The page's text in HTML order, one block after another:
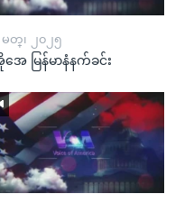
မတ္၊ ၂၀၂၅
ေ မြန်မာနံနက်ခင်း